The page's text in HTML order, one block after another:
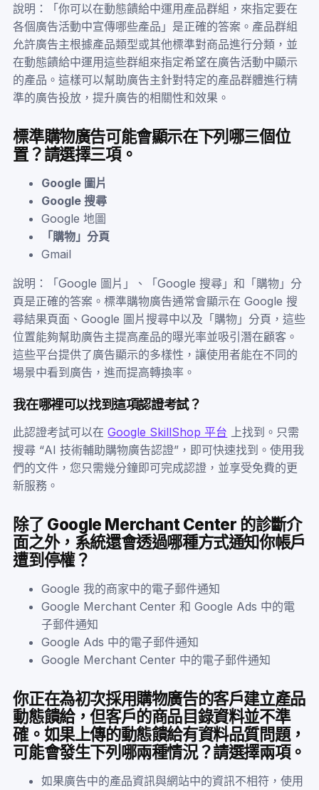
說明：「你可以在動態饋給中運用產品群組，來指定要在
各個廣告活動中宣傳哪些產品」是正確的答案。產品群組
允許廣告主根據產品類型或其他標準對商品進行分類，並
在動態饋給中運用這些群組來指定希望在廣告活動中顯示
的產品。這樣可以幫助廣告主針對特定的產品群體進行精
準的廣告投放，提升廣告的相關性和效果。
標準購物廣告可能會顯示在下列哪三個位
置？請選擇三項。
Google 圖片
Google 搜尋
Google 地圖
「購物」分頁
Gmail
說明：「Google 圖片」、「Google 搜尋」和「購物」分
頁是正確的答案。標準購物廣告通常會顯示在 Google 搜
尋結果頁面、Google 圖片搜尋中以及「購物」分頁，這些
位置能夠幫助廣告主提高產品的曝光率並吸引潛在顧客。
這些平台提供了廣告顯示的多樣性，讓使用者能在不同的
場景中看到廣告，進而提高轉換率。
我在哪裡可以找到這項認證考試？
此認證考試可以在Google SkillShop 平台 上找到。只需
搜尋 “AI 技術輔助購物廣告認證”，即可快速找到。使用我
們的文件，您只需幾分鐘即可完成認證，並享受免費的更
新服務。
除了 Google Merchant Center 的診斷介
面之外，系統還會透過哪種方式通知你帳戶
遭到停權？
Google 我的商家中的電子郵件通知
Google Merchant Center 和 Google Ads 中的電
子郵件通知
Google Ads 中的電子郵件通知
Google Merchant Center 中的電子郵件通知
你正在為初次採用購物廣告的客戶建立產品
動態饋給，但客戶的商品目錄資料並不準
確。如果上傳的動態饋給有資料品質問題，
可能會發生下列哪兩種情況？請選擇兩項。
如果廣告中的產品資訊與網站中的資訊不相符，使用